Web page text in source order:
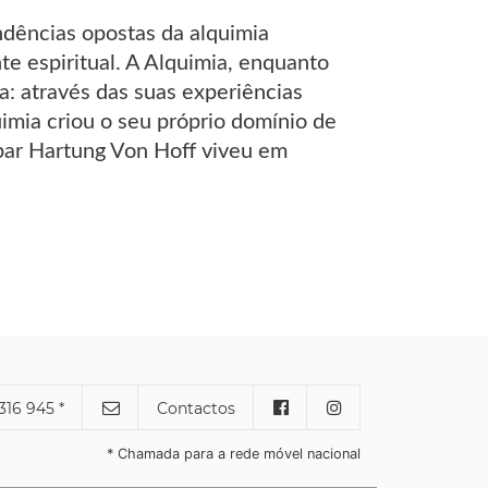
opostas da alquimia
espiritual. A Alquimia, enquanto
através das suas experiências
criou o seu próprio domínio de
Hartung Von Hoff viveu em
945 * Contactos
* Chamada para a rede móvel nacional